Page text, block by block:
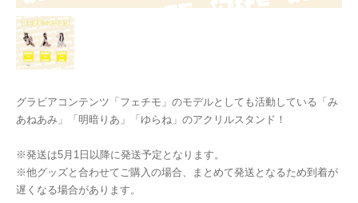
グラビアコンテンツ「フェチモ」のモデルとしても活動している「み
あねあみ」「明暗りあ」「ゆらね」のアクリルスタンド！
※発送は5月1日以降に発送予定となります。
※他グッズと合わせてご購入の場合、まとめて発送となるため到着が
遅くなる場合があります。